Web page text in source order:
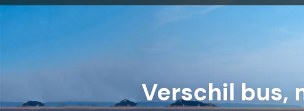
Verschil bus,